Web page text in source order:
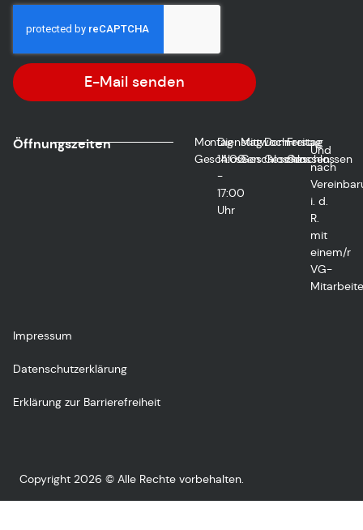
E-Mail senden
Öffnungszeiten
Montag
Geschlossen
Dienstag
14:00
-
17:00
Uhr
Mittwoch
Geschlossen
Donnerstag
Geschlossen
Freitag
Geschlossen
Und
nach
i. d.
R.
mit
einem/r
VG-
Impressum
Datenschutzerklärung
Erklärung zur Barrierefreiheit
Copyright 2026 © Alle Rechte vorbehalten.